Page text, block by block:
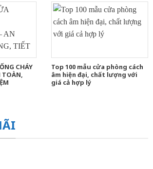
CHÁY
TOÀN,
Top 100 mẫu cửa phòng cách
âm hiện đại, chất lượng với
giá cả hợp lý